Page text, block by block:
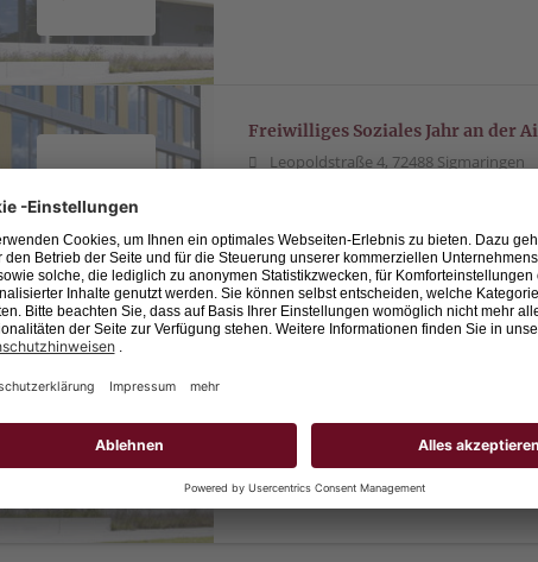
Freiwilliges Soziales Jahr an der
Leopoldstraße 4, 72488 Sigmaringen
Beim Landratsamt Sigmaringen
Bachelor of Arts Soziale Arbeit -
Im Studium der Sozialen Arbeit
in wichtigen Lebenssituationen
Gesellschaft.Beim Landratsamt Sig